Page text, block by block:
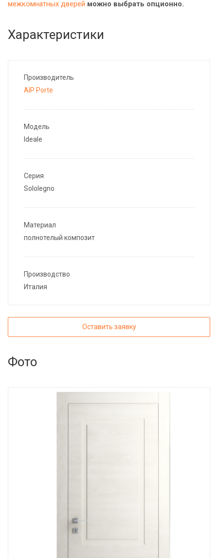
межкомнатных дверей можно выбрать опционно.
Характеристики
Производитель
AIP Porte
Модель
Ideale
Серия
Sololegno
Материал
полнотелый композит
Производство
Италия
Оставить заявку
Фото